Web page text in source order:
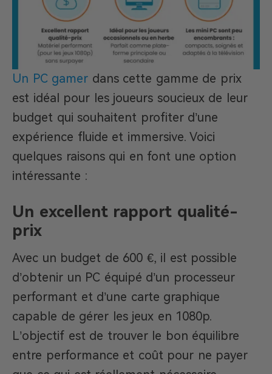
Un PC gamer dans cette gamme de prix
est idéal pour les joueurs soucieux de leur
budget qui souhaitent profiter d’une
expérience fluide et immersive. Voici
quelques raisons qui en font une option
intéressante :
Un excellent rapport qualité-
prix
Avec un budget de 600 €, il est possible
d’obtenir un PC équipé d’un processeur
performant et d’une carte graphique
capable de gérer les jeux en 1080p.
L’objectif est de trouver le bon équilibre
entre performance et coût pour ne payer